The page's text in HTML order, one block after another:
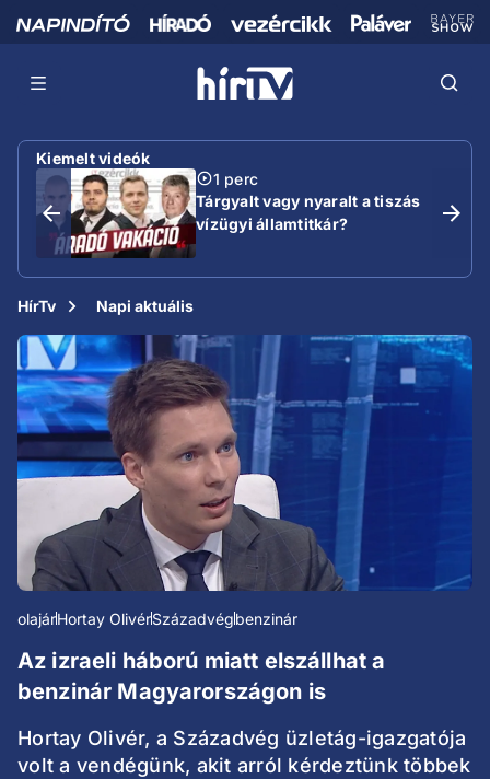
Kiemelt videók
1 perc
Tárgyalt vagy nyaralt a tiszás
vízügyi államtitkár?
HírTv Napi aktuális
olajárHortay OlivérSzázadvégbenzinár
Az izraeli háború miatt elszállhat a
benzinár Magyarországon is
Hortay Olivér, a Századvég üzletág-igazgatója
volt a vendégünk, akit arról kérdeztünk többek